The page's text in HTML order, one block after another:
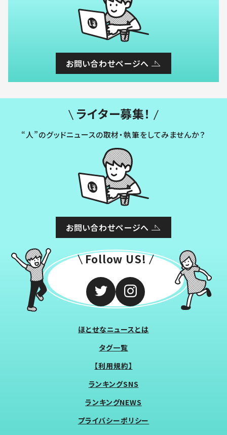
お問い合わせページへ
ライター募集！
“人”のグッドニュースの取材・執筆をしてみませんか？
お問い合わせページへ
Follow US!
ほとせなニュースとは
タグ一覧
【利用規約】
ランキングSNS
ランキングNEWS
プライバシーポリシー